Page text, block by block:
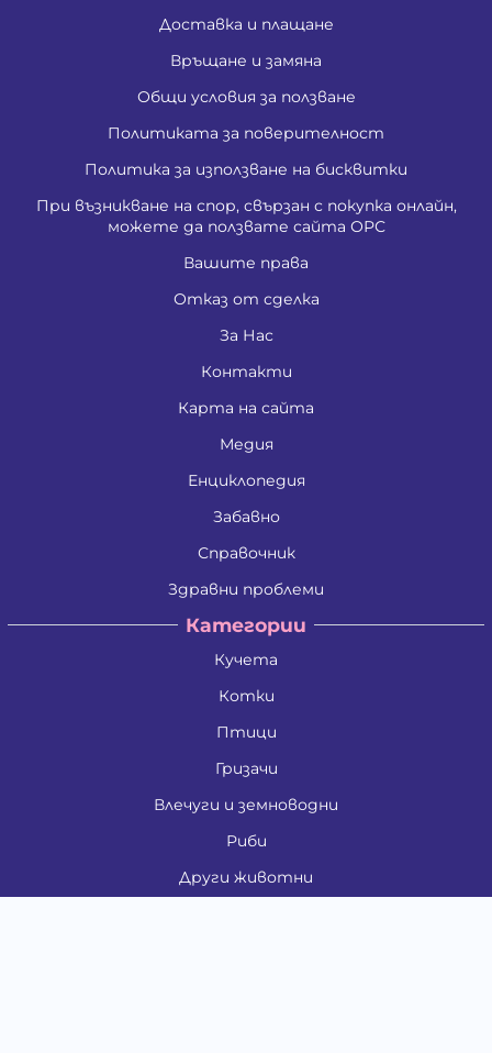
Доставка и плащане
Връщане и замяна
Общи условия за ползване
Политиката за поверителност
Политика за използване на бисквитки
При възникване на спор, свързан с покупка онлайн,
можете да ползвате сайта ОРС
Вашите права
Отказ от сделка
За Нас
Контакти
Карта на сайта
Медия
Енциклопедия
Забавно
Справочник
Здравни проблеми
Категории
Кучета
Котки
Птици
Гризачи
Влечуги и земноводни
Риби
Други животни